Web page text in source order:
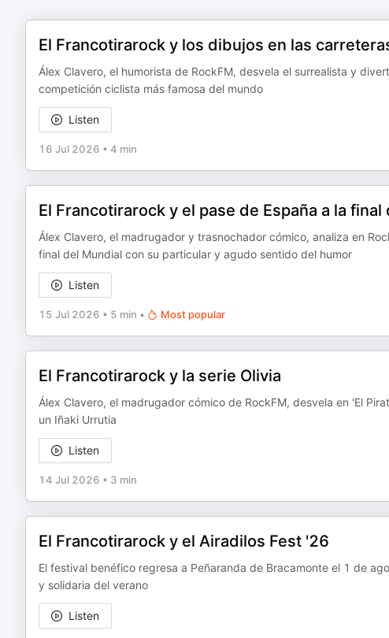
El Francotirarock y los dibujos en las
Álex Clavero, el humorista de RockFM, desvela el surrealista y
competición ciclista más famosa del mundo
Listen
16 Jul 2026 • 4 min
El Francotirarock y el pase de España a la final
Álex Clavero, el madrugador y trasnochador cómico, analiza en
final del Mundial con su particular y agudo sentido del humor
Listen
15 Jul 2026 • 5 min • Most popular
El Francotirarock y la serie Olivia
Álex Clavero, el madrugador cómico de RockFM, desvela en 'El
un Iñaki Urrutia
Listen
14 Jul 2026 • 3 min
El Francotirarock y el Airadilos Fest '26
El festival benéfico regresa a Peñaranda de Bracamonte el 1 de
y solidaria del verano
Listen